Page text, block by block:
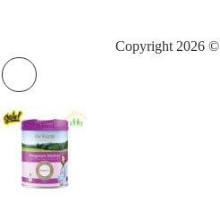
Copyright 2026 ©